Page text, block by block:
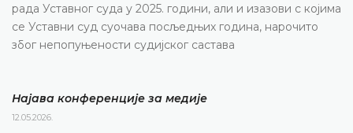
рада Уставног суда у 2025. години, али и изазови с којима
се Уставни суд суочава посљедњих година, нарочито
због непопуњености судијског састава
Најава конференције за медије
12.05.2026.